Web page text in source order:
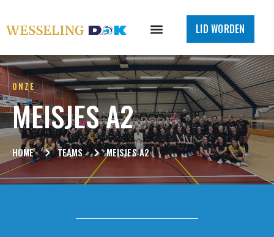
LID WORDEN
ONZE
MEISJES A2
HOME TEAMS MEISJES A2